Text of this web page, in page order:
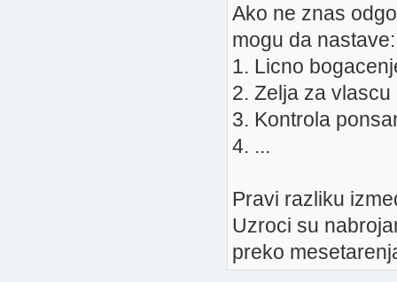
Ako ne znas
mogu da nastave:
1. Licno
2. Zelja za vlascu
3. Kontrola
4. ...
Pravi razliku
Uzroci su
preko